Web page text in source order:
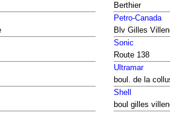
Berthier
Petro-Canada
Blv Gilles
Sonic
Route 138
Ultramar
boul. de la
Shell
boul gilles